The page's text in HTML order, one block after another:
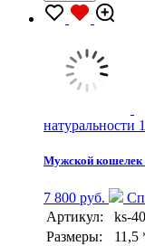
натуральности
Мужской кошелек
7 800 руб.
Артикул:
ks-
Размеры:
11,5